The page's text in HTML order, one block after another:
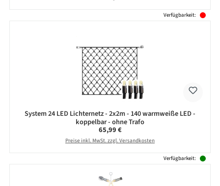
Verfügbarkeit:
System 24 LED Lichternetz - 2x2m - 140 warmweiße LED -
koppelbar - ohne Trafo
Regulärer Preis:
65,99 €
Preise inkl. MwSt. zzgl. Versandkosten
Verfügbarkeit: